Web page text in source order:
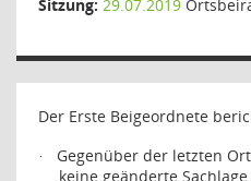
Sitzung: 29.07.2019
Der Erste Beigeordnete
·
Gegenüber der letzten
keine geänderte Sachlage.